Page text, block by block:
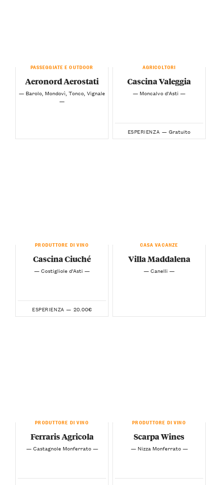
PASSEGGIATE E OUTDOOR
Aeronord Aerostati
— Barolo, Mondovì, Tonco, Vignale
—
AGRICOLTORI
Cascina Valeggia
— Moncalvo d'Asti —
ESPERIENZA — Gratuito
PRODUTTORE DI VINO
Cascina Ciuché
— Costigliole d’Asti —
ESPERIENZA — 20.00€
CASA VACANZE
Villa Maddalena
— Canelli —
PRODUTTORE DI VINO
Ferraris Agricola
— Castagnole Monferrato —
PRODUTTORE DI VINO
Scarpa Wines
— Nizza Monferrato —